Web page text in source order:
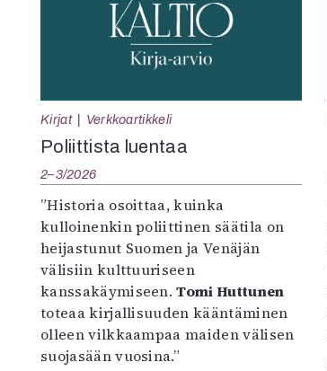
Kirjat Verkkoartikkeli
Poliittista luentaa
2–3/2026
”Historia osoittaa, kuinka
kulloinenkin poliittinen säätila on
heijastunut Suomen ja Venäjän
välisiin kulttuuriseen
kanssakäymiseen.Tomi Huttunen
toteaa kirjallisuuden kääntäminen
olleen vilkkaampaa maiden välisen
suojasään vuosina.”